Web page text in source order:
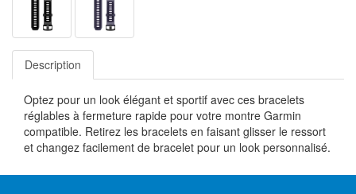
Description
Optez pour un look élégant et sportif avec ces bracelets
réglables à fermeture rapide pour votre montre Garmin
compatible. Retirez les bracelets en faisant glisser le ressort
et changez facilement de bracelet pour un look personnalisé.